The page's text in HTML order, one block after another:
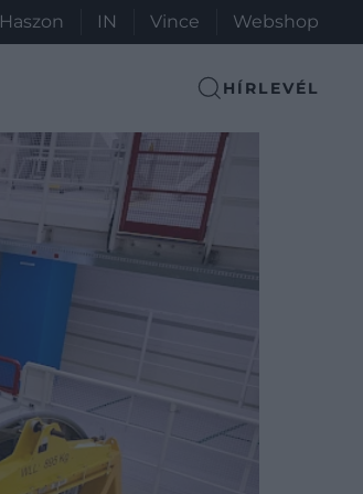
Haszon IN Vince Webshop
HÍRLEVÉL